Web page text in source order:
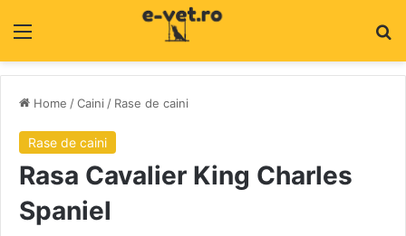
Home /Caini / Rase de caini
Rase de caini
Rasa Cavalier King Charles
Spaniel